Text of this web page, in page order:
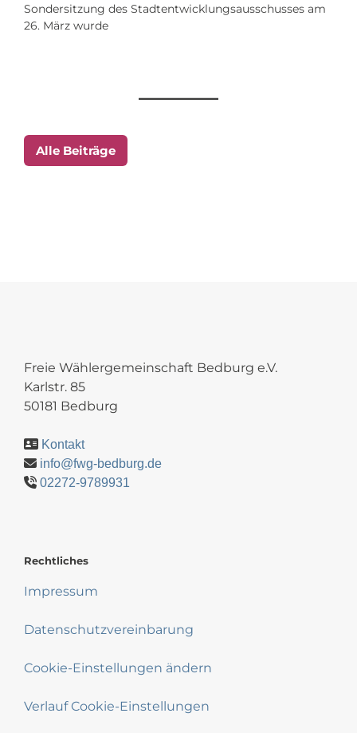
Sondersitzung des Stadtentwicklungsausschusses am
26. März wurde
Alle Beiträge
Freie Wählergemeinschaft Bedburg e.V.
Karlstr. 85
50181 Bedburg
Kontakt
info@fwg-bedburg.de
02272-9789931
Rechtliches
Impressum
Datenschutzvereinbarung
Cookie-Einstellungen ändern
Verlauf Cookie-Einstellungen